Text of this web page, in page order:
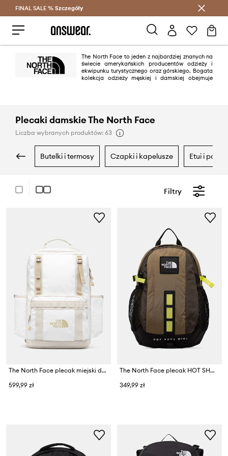
Oszczędzaj z Answear Club >
FINAL SALE % Szczegóły
The North Face to jeden z najbardziej znanych na
świecie amerykańskich producentów odzieży i
ekwipunku turystycznego oraz górskiego. Bogata
kolekcja odzieży męskiej i damskiej obejmuje
Plecaki damskie The North Face
Liczba wybranych produktów: 63
butelki i termosy czapki i kapelusze etui i
Filtry
The North Face plecak miejski damski Base Camp Daypack
599,99 zł
The North Face plecak HOT SHOT MINI
349,99 zł